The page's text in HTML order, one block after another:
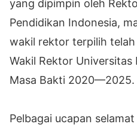
yang dipimpin oleh
Pendidikan Indonesia,
wakil rektor terpilih
Wakil Rektor Universitas
Masa Bakti 2020—2025.
Pelbagai ucapan